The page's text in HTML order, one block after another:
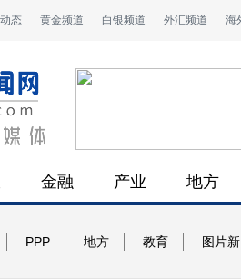
态 黄金频道 白银频道 外汇频道 海
金融 产业 地方
PPP 地方 教育 图片